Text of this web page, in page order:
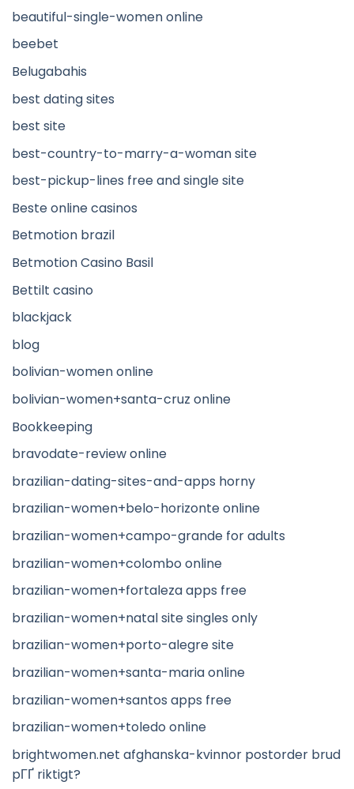
beautiful-single-women online
beebet
Belugabahis
best dating sites
best site
best-country-to-marry-a-woman site
best-pickup-lines free and single site
Beste online casinos
Betmotion brazil
Betmotion Casino Basil
Bettilt casino
blackjack
blog
bolivian-women online
bolivian-women+santa-cruz online
Bookkeeping
bravodate-review online
brazilian-dating-sites-and-apps horny
brazilian-women+belo-horizonte online
brazilian-women+campo-grande for adults
brazilian-women+colombo online
brazilian-women+fortaleza apps free
brazilian-women+natal site singles only
brazilian-women+porto-alegre site
brazilian-women+santa-maria online
brazilian-women+santos apps free
brazilian-women+toledo online
brightwomen.net afghanska-kvinnor postorder brud
pГҐ riktigt?